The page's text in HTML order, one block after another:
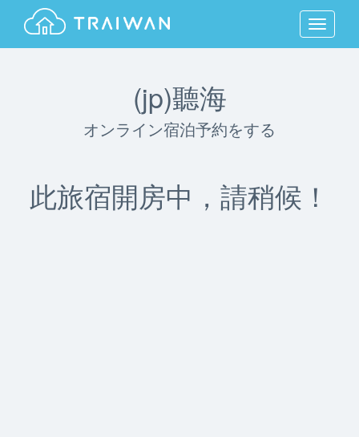
MENU
(jp)聽海
オンライン宿泊予約をする
此旅宿開房中，請稍候！